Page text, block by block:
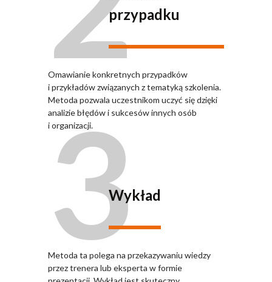
przypadku
Omawianie konkretnych przypadków
i przykładów związanych z tematyką szkolenia.
Metoda pozwala uczestnikom uczyć się dzięki
analizie błędów i sukcesów innych osób
i organizacji.
3Wykład
Metoda ta polega na przekazywaniu wiedzy
przez trenera lub eksperta w formie